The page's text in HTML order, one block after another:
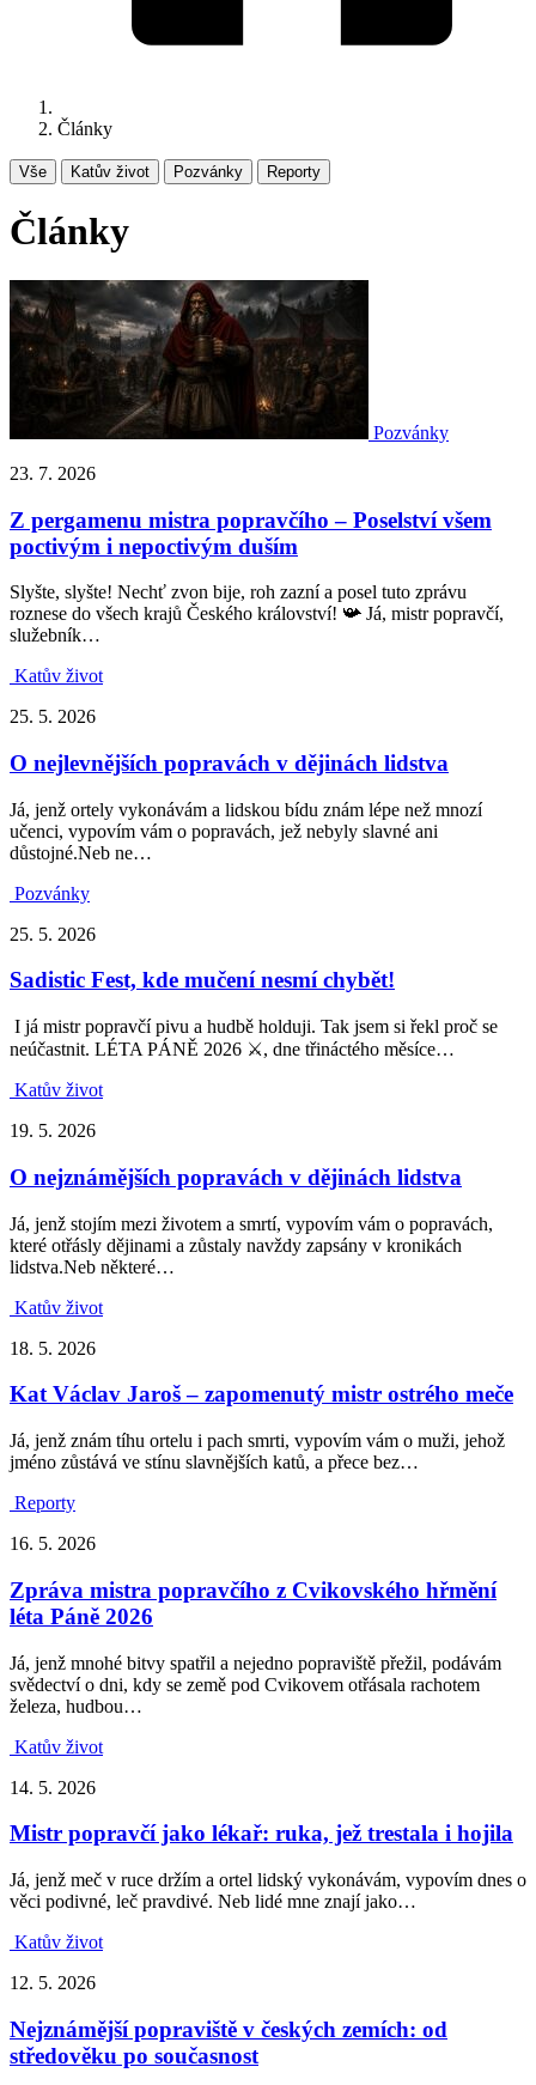
Články
Vše Katův život Pozvánky Reporty
Články
Pozvánky
23. 7. 2026
Z pergamenu mistra popravčího – Poselství všem
poctivým i nepoctivým duším
Slyšte, slyšte! Nechť zvon bije, roh zazní a posel tuto zprávu
roznese do všech krajů Českého království! 📯 Já, mistr popravčí,
služebník…
Katův život
25. 5. 2026
O nejlevnějších popravách v dějinách lidstva
Já, jenž ortely vykonávám a lidskou bídu znám lépe než mnozí
učenci, vypovím vám o popravách, jež nebyly slavné ani
důstojné.Neb ne…
Pozvánky
25. 5. 2026
Sadistic Fest, kde mučení nesmí chybět!
I já mistr popravčí pivu a hudbě holduji. Tak jsem si řekl proč se
neúčastnit. LÉTA PÁNĚ 2026 ⚔️, dne třináctého měsíce…
Katův život
19. 5. 2026
O nejznámějších popravách v dějinách lidstva
Já, jenž stojím mezi životem a smrtí, vypovím vám o popravách,
které otřásly dějinami a zůstaly navždy zapsány v kronikách
lidstva.Neb některé…
Katův život
18. 5. 2026
Kat Václav Jaroš – zapomenutý mistr ostrého meče
Já, jenž znám tíhu ortelu i pach smrti, vypovím vám o muži, jehož
jméno zůstává ve stínu slavnějších katů, a přece bez…
Reporty
16. 5. 2026
Zpráva mistra popravčího z Cvikovského hřmění
léta Páně 2026
Já, jenž mnohé bitvy spatřil a nejedno popraviště přežil, podávám
svědectví o dni, kdy se země pod Cvikovem otřásala rachotem
železa, hudbou…
Katův život
14. 5. 2026
Mistr popravčí jako lékař: ruka, jež trestala i hojila
Já, jenž meč v ruce držím a ortel lidský vykonávám, vypovím dnes o
věci podivné, leč pravdivé. Neb lidé mne znají jako…
Katův život
12. 5. 2026
Nejznámější popraviště v českých zemích: od
středověku po současnost